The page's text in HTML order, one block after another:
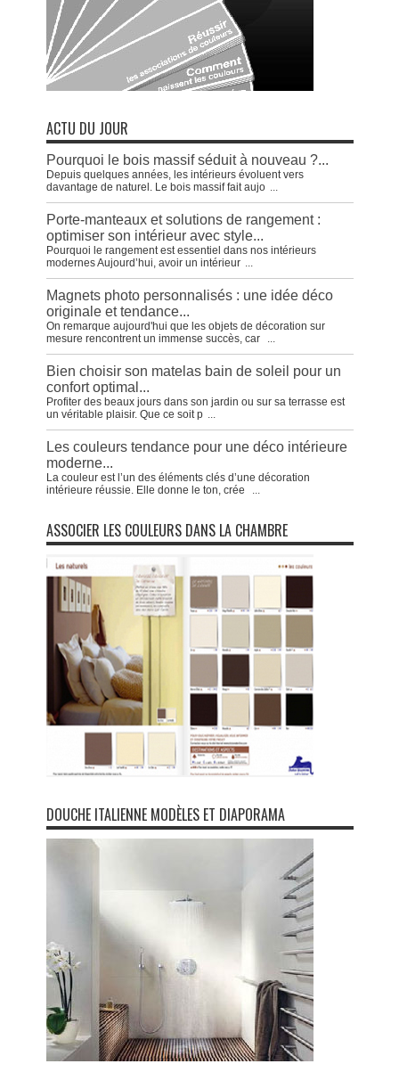
ACTU DU JOUR
Pourquoi le bois massif séduit à nouveau ?...
Depuis quelques années, les intérieurs évoluent vers
davantage de naturel. Le bois massif fait aujo ...
Porte-manteaux et solutions de rangement :
optimiser son intérieur avec style...
Pourquoi le rangement est essentiel dans nos intérieurs
modernes Aujourd’hui, avoir un intérieur ...
Magnets photo personnalisés : une idée déco
originale et tendance...
On remarque aujourd'hui que les objets de décoration sur
mesure rencontrent un immense succès, car
...
Bien choisir son matelas bain de soleil pour un
confort optimal...
Profiter des beaux jours dans son jardin ou sur sa terrasse est
un véritable plaisir. Que ce soit p ...
Les couleurs tendance pour une déco intérieure
moderne...
La couleur est l’un des éléments clés d’une décoration
intérieure réussie. Elle donne le ton, crée
...
ASSOCIER LES COULEURS DANS LA CHAMBRE
DOUCHE ITALIENNE MODÈLES ET DIAPORAMA